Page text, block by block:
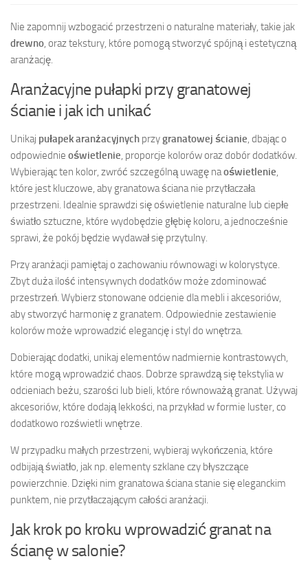
Nie zapomnij wzbogacić przestrzeni o naturalne materiały, takie jak
drewno, oraz tekstury, które pomogą stworzyć spójną i estetyczną
aranżację.
Aranżacyjne pułapki przy granatowej
ścianie i jak ich unikać
Unikaj pułapek aranżacyjnych przygranatowej ścianie, dbając o
odpowiednie oświetlenie, proporcje kolorów oraz dobór dodatków.
Wybierając ten kolor, zwróć szczególną uwagę naoświetlenie,
które jest kluczowe, aby granatowa ściana nie przytłaczała
przestrzeni. Idealnie sprawdzi się oświetlenie naturalne lub ciepłe
światło sztuczne, które wydobędzie głębię koloru, a jednocześnie
sprawi, że pokój będzie wydawał się przytulny.
Przy aranżacji pamiętaj o zachowaniu równowagi w kolorystyce.
Zbyt duża ilość intensywnych dodatków może zdominować
przestrzeń. Wybierz stonowane odcienie dla mebli i akcesoriów,
aby stworzyć harmonię z granatem. Odpowiednie zestawienie
kolorów może wprowadzić elegancję i styl do wnętrza.
Dobierając dodatki, unikaj elementów nadmiernie kontrastowych,
które mogą wprowadzić chaos. Dobrze sprawdzą się tekstylia w
odcieniach beżu, szarości lub bieli, które równoważą granat. Używaj
akcesoriów, które dodają lekkości, na przykład w formie luster, co
dodatkowo rozświetli wnętrze.
W przypadku małych przestrzeni, wybieraj wykończenia, które
odbijają światło, jak np. elementy szklane czy błyszczące
powierzchnie. Dzięki nim granatowa ściana stanie się eleganckim
punktem, nie przytłaczającym całości aranżacji.
Jak krok po kroku wprowadzić granat na
ścianę w salonie?